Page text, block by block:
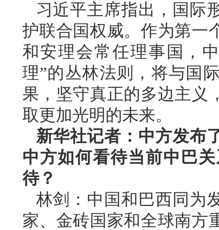
习近平主席指出，国际
护联合国权威。作为第一
和安理会常任理事国，
理”的丛林法则，将与国
果，坚守真正的多边主义
取更加光明的未来。
新华社记者：中方发布
中方如何看待当前中巴
待？
林剑：中国和巴西同为
家、金砖国家和全球南方